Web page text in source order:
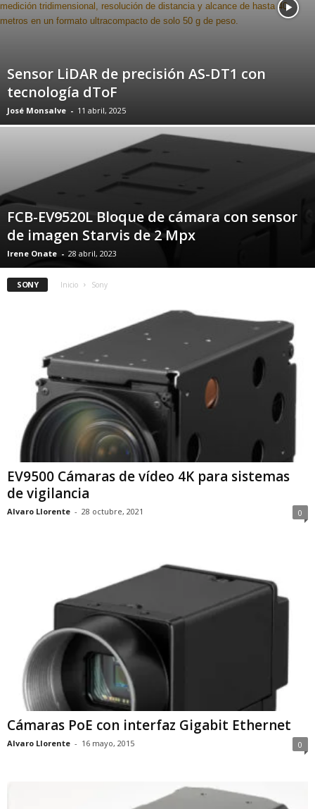
Sensor LiDAR de precisión AS-DT1 con
tecnología dToF
José Monsalve - 11 abril, 2025
FCB-EV9520L Bloque de cámara con sensor
de imagen Starvis de 2 Mpx
Irene Onate - 28 abril, 2023
SONY Inicio Sony
EV9500 Cámaras de vídeo 4K para sistemas
de vigilancia
Alvaro Llorente - 28 octubre, 2021 0
Cámaras PoE con interfaz Gigabit Ethernet
Alvaro Llorente - 16 mayo, 2015 0